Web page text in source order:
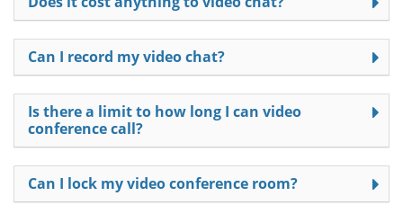
Can I record my video chat?
Is there a limit to how long I can video
conference call?
Can I lock my video conference room?